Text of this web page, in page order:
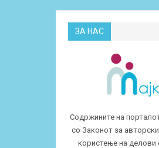
ЗА НАС
Содржините на
со Законот за
користење на делови